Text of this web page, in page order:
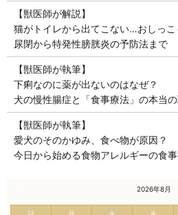
【獣医師が解説】
猫がトイレから出てこない…おしっこ
尿閉から特発性膀胱炎の予防法まで
【獣医師が執筆】
下痢なのに薬が出ないのはなぜ？
犬の慢性腸症と「食事療法」の本当
【獣医師が執筆】
愛犬のそのかゆみ、食べ物が原因？
今日から始める食物アレルギーの食
2026年8月